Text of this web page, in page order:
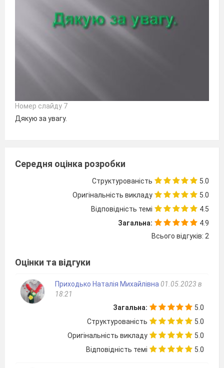
Номер слайду 7
Дякую за увагу.
Середня оцінка розробки
Структурованість
5.0
Оригінальність викладу
5.0
Відповідність темі
4.5
Загальна:
4.9
Всього відгуків: 2
Оцінки та відгуки
Приходько Наталія Михайлівна 01.05.2023 в
18:21
Загальна:
5.0
Структурованість
5.0
Оригінальність викладу
5.0
Відповідність темі
5.0